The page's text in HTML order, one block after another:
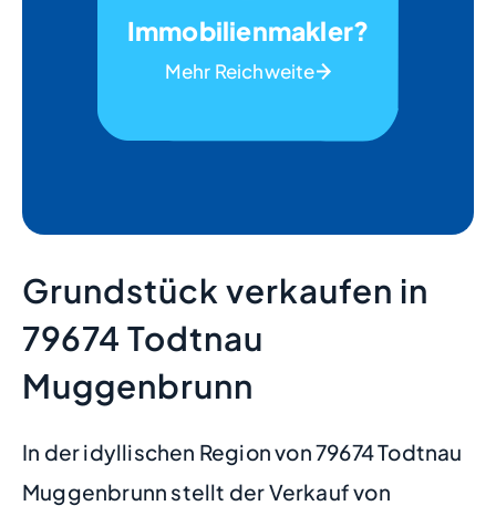
Immobilienmakler?
Mehr Reichweite
Grundstück verkaufen in
79674 Todtnau
Muggenbrunn
In der idyllischen Region von 79674 Todtnau
Muggenbrunn stellt der Verkauf von